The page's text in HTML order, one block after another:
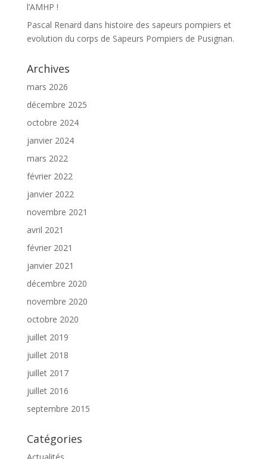
l’AMHP !
Pascal Renard dans histoire des sapeurs pompiers et
evolution du corps de Sapeurs Pompiers de Pusignan.
Archives
mars 2026
décembre 2025
octobre 2024
janvier 2024
mars 2022
février 2022
janvier 2022
novembre 2021
avril 2021
février 2021
janvier 2021
décembre 2020
novembre 2020
octobre 2020
juillet 2019
juillet 2018
juillet 2017
juillet 2016
septembre 2015
Catégories